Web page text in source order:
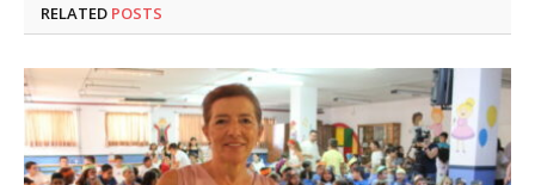
RELATED POSTS